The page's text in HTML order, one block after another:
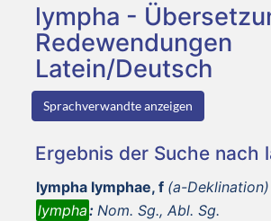
lympha -
Redewendungen
Latein/Deutsch
Sprachverwandte anzeigen
Ergebnis der Suche nach
lympha lymphae, f (a-Deklination)
lympha: Nom. Sg., Abl. Sg.